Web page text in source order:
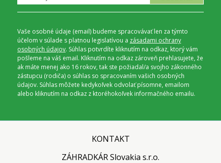
Vaše osobné údaje (email) budeme spracovávať len za týmto
účelom v súlade s platnou legislatívou a zásadami ochrany
osobných údajov. Súhlas potvrdíte kliknutím na odkaz, ktorý vám
pošleme na váš email. Kliknutím na odkaz zároveň prehlasujete, že
ak máte menej ako 16 rokov, tak ste požiadal/a svojho zákonného
zástupcu (rodiča) o súhlas so spracovaním vašich osobných
údajov. Súhlas môžete kedykoľvek odvolať písomne, emailom
alebo kliknutím na odkaz z ktoréhokoľvek informačného emailu.
KONTAKT
ZÁHRADKÁR Slovakia s.r.o.